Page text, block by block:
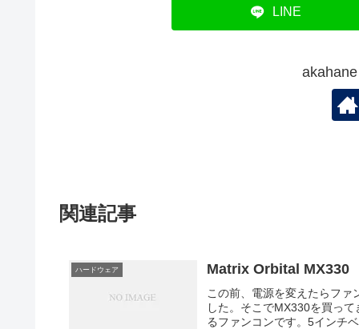
LINE
関連記事
ハードウェア Matrix Orbital MX330
この前、電源を変えたらファ
した。そこでMX330を買っ
るファンコンです。5インチ